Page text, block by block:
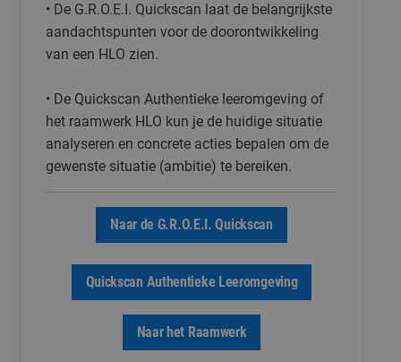
• De G.R.O.E.I. Quickscan laat de belangrijkste
aandachtspunten voor de doorontwikkeling
van een HLO zien.
• De Quickscan Authentieke leeromgeving of
het raamwerk HLO kun je de huidige situatie
analyseren en concrete acties bepalen om de
gewenste situatie (ambitie) te bereiken.
Naar de G.R.O.E.I. Quickscan
Quickscan Authentieke Leeromgeving
Naar het Raamwerk